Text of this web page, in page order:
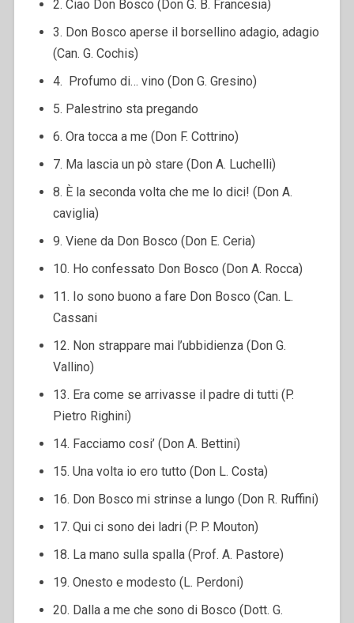
2. Ciao Don Bosco (Don G. B. Francesia)
3. Don Bosco aperse il borsellino adagio, adagio
(Can. G. Cochis)
4. Profumo di… vino (Don G. Gresino)
5. Palestrino sta pregando
6. Ora tocca a me (Don F. Cottrino)
7. Ma lascia un pò stare (Don A. Luchelli)
8. È la seconda volta che me lo dici! (Don A.
caviglia)
9. Viene da Don Bosco (Don E. Ceria)
10. Ho confessato Don Bosco (Don A. Rocca)
11. Io sono buono a fare Don Bosco (Can. L.
Cassani
12. Non strappare mai l’ubbidienza (Don G.
Vallino)
13. Era come se arrivasse il padre di tutti (P.
Pietro Righini)
14. Facciamo cosi’ (Don A. Bettini)
15. Una volta io ero tutto (Don L. Costa)
16. Don Bosco mi strinse a lungo (Don R. Ruffini)
17. Qui ci sono dei ladri (P. P. Mouton)
18. La mano sulla spalla (Prof. A. Pastore)
19. Onesto e modesto (L. Perdoni)
20. Dalla a me che sono di Bosco (Dott. G.